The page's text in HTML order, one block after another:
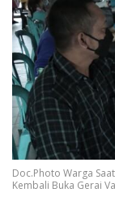
Doc.Photo Warga
Kembali Buka Gerai